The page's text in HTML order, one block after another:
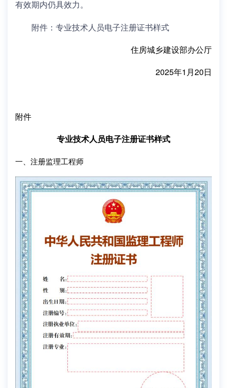
有效期内仍具效力。
附件：专业技术人员电子注册证书样式
住房城乡建设部办公厅
2025年1月20日
附件
专业技术人员电子注册证书样式
一、注册监理工程师